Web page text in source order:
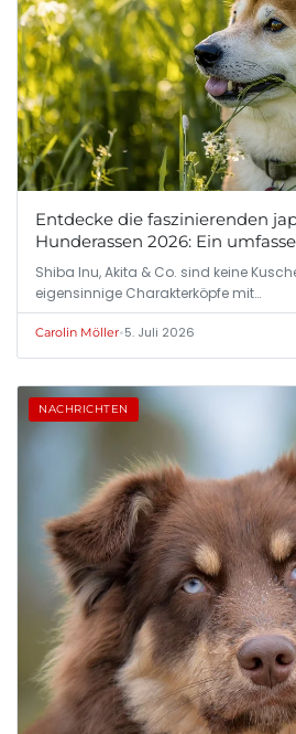
Entdecke die faszinierenden
Hunderassen 2026: Ein
Shiba Inu, Akita & Co. sind keine
eigensinnige Charakterköpfe mit…
Carolin Möller•5. Juli 2026
NACHRICHTEN